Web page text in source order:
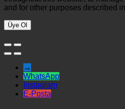
and for other purposes described
Üye Ol
→
WhatsApp
Instagram
E-Posta